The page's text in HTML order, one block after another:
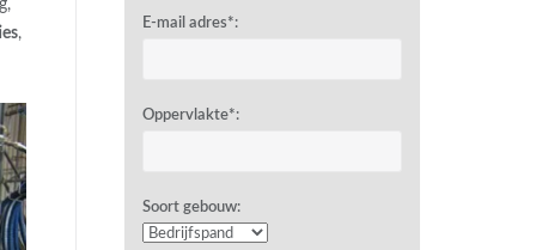
,
E-mail adres*:
Oppervlakte*:
Soort gebouw: